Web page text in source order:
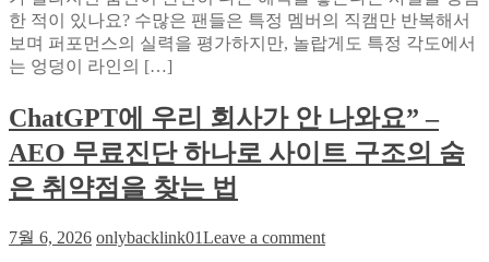
같
은
다
른
각
드
한 적이 있나요? 수많은 팬들은 특정 멤버의 직캠만 반복해서
보며 퍼포먼스의 실력을 평가하지만, 놀랍게도 특정 각도에서
는 엉덩이 라인의 […]
ChatGPT에 우리 회사가 안 나와요” –
AEO 무료진단 하나로 사이트 구조의 숨
은 취약점을 찾는 법
7월 6, 2026 onlybacklink01Leave a commenton